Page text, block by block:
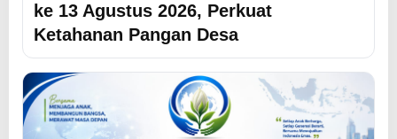
ke 13 Agustus 2026, Perkuat
Ketahanan Pangan Desa